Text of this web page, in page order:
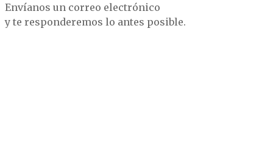
Envíanos un correo electrónico
y te responderemos lo antes posible.